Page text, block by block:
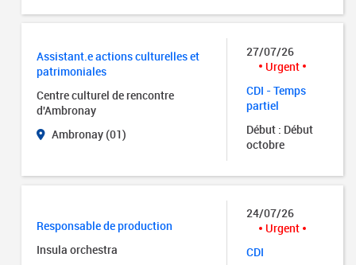
Assistant.e actions culturelles et
patrimoniales
Centre culturel de rencontre
d'Ambronay
Ambronay (01)
27/07/26
Urgent
CDI - Temps
partiel
Début : Début
octobre
Responsable de production
Insula orchestra
24/07/26
Urgent
CDI